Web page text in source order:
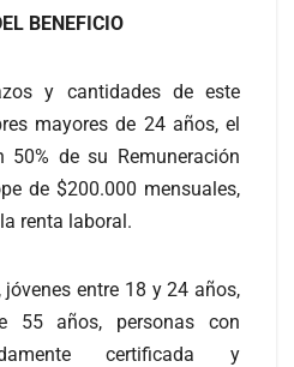
BENEFICIO
y cantidades de este
mayores de 24 años, el
de su Remuneración
de $200.000 mensuales,
renta laboral.
jóvenes entre 18 y 24 años,
55 años, personas con
certificada y